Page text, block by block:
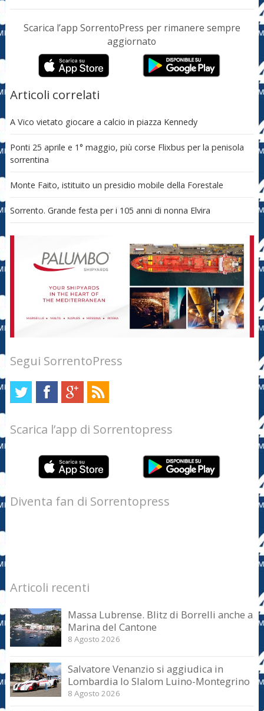
Scarica l’app SorrentoPress per rimanere sempre
aggiornato
Articoli correlati
A Vico vietato giocare a calcio in piazza Kennedy
Ponti 25 aprile e 1° maggio, più corse Flixbus per la penisola
sorrentina
Monte Faito, istituito un presidio mobile della Forestale
Sorrento. Grande festa per i 105 anni di nonna Elvira
Segui SorrentoPress
Scarica l’app di Sorrentopress
Diventa fan di Sorrentopress
Articoli recenti
Massa Lubrense. Blitz di Borrelli anche a
Marina del Cantone
8 Agosto 2026
Salvatore Venanzio si aggiudica in
Lombardia lo Slalom Luino-Montegrino
8 Agosto 2026